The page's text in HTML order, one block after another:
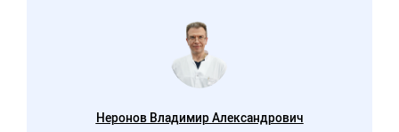
Неронов Владимир Александрович